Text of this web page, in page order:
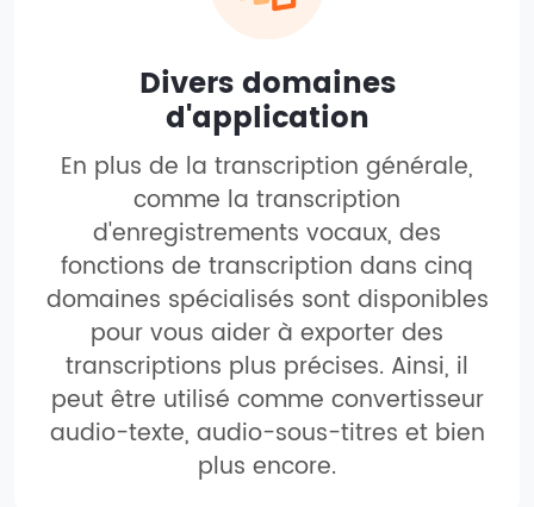
Divers domaines
d'application
En plus de la transcription générale,
comme la transcription
d'enregistrements vocaux, des
fonctions de transcription dans cinq
domaines spécialisés sont disponibles
pour vous aider à exporter des
transcriptions plus précises. Ainsi, il
peut être utilisé comme convertisseur
audio-texte, audio-sous-titres et bien
plus encore.